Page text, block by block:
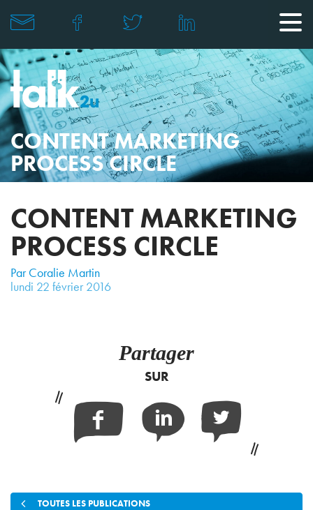
CONTENT MARKETING
PROCESS CIRCLE
CONTENT MARKETING
PROCESS CIRCLE
Par Coralie Martin
lundi 22 février 2016
Partager
SUR
TOUTES LES PUBLICATIONS